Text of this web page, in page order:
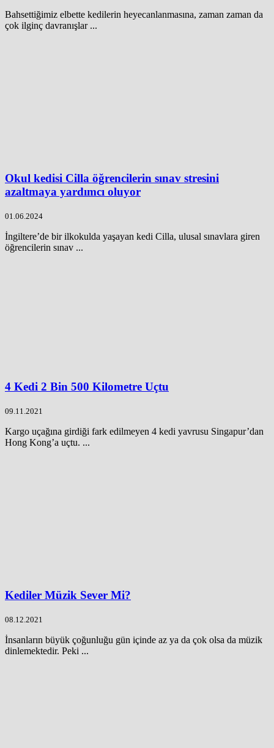
Bahsettiğimiz elbette kedilerin heyecanlanmasına, zaman zaman da
çok ilginç davranışlar ...
Okul kedisi Cilla öğrencilerin sınav stresini
azaltmaya yardımcı oluyor
01.06.2024
İngiltere’de bir ilkokulda yaşayan kedi Cilla, ulusal sınavlara giren
öğrencilerin sınav ...
4 Kedi 2 Bin 500 Kilometre Uçtu
09.11.2021
Kargo uçağına girdiği fark edilmeyen 4 kedi yavrusu Singapur’dan
Hong Kong’a uçtu. ...
Kediler Müzik Sever Mi?
08.12.2021
İnsanların büyük çoğunluğu gün içinde az ya da çok olsa da müzik
dinlemektedir. Peki ...